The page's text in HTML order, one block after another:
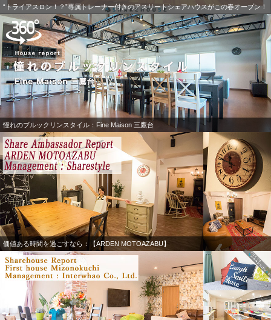
“トライアスロン！？”専属トレーナー付きのアスリートシェアハウスがこの春オープン！
憧れのブルックリンスタイル：Fine Maison 三鷹台
価値ある時間を過ごすなら：【ARDEN MOTOAZABU】